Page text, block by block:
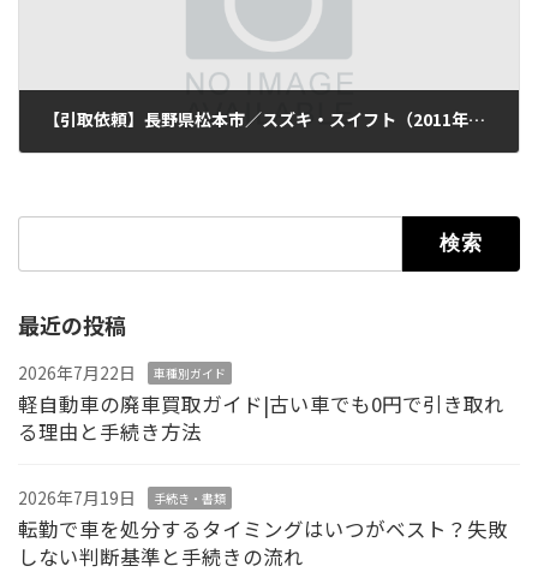
【引取依頼】長野県松本市／スズキ・スイフト（2011年式・走行132,000km）
最近の投稿
2026年7月22日 車種別ガイド
軽自動車の廃車買取ガイド|古い車でも0円で引き取れ
る理由と手続き方法
2026年7月19日 手続き・書類
転勤で車を処分するタイミングはいつがベスト？失敗
しない判断基準と手続きの流れ